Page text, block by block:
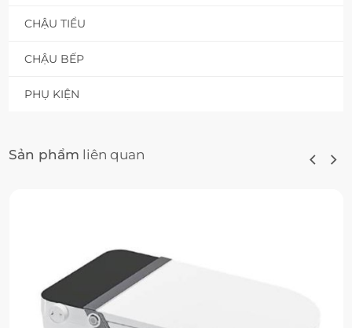
CHẬU TIỂU
CHẬU BẾP
PHỤ KIỆN
Sản phẩm liên quan